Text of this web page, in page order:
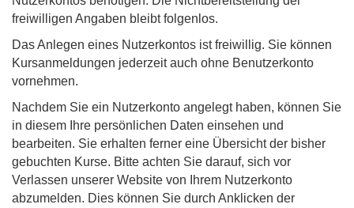
freiwilligen Angaben bleibt folgenlos.
Das Anlegen eines Nutzerkontos ist freiwillig. Sie können
Kursanmeldungen jederzeit auch ohne Benutzerkonto
vornehmen.
Nachdem Sie ein Nutzerkonto angelegt haben, können Sie
in diesem Ihre persönlichen Daten einsehen und
bearbeiten. Sie erhalten ferner eine Übersicht der bisher
gebuchten Kurse. Bitte achten Sie darauf, sich vor
Verlassen unserer Website von Ihrem Nutzerkonto
abzumelden. Dies können Sie durch Anklicken der